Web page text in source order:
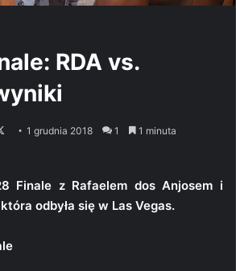
RDA vs.
Follow1 grudnia 2018 1 1 minuta
Finale z Rafaelem dos Anjosem i
odbyła się w Las Vegas.